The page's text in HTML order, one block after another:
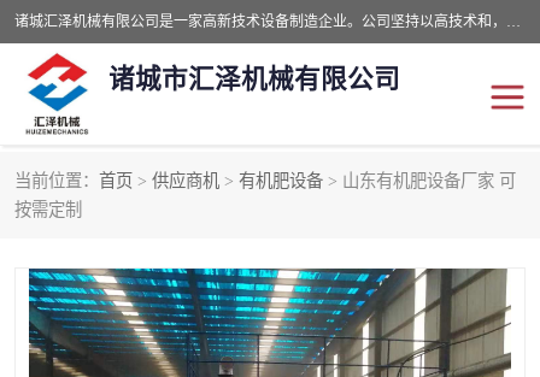
诸城汇泽机械有限公司是一家高新技术设备制造企业。公司坚持以高技术和，高服务于用户，以的环保机械制造设备赢的用户的信赖。现在主要生产死亡畜禽无害化处理和立式和卧式有机肥设备，搅拌机，烘干机，高温发酵机等。污水处理设备，固液分离机。气浮机，化制机等。公司秉承品质，用户至上，科技创新的经营理。
诸城市汇泽机械有限公司
当前位置： 首页 > 供应商机 > 有机肥设备 > 山东有机肥设备厂家 可
按需定制
发酵设备
鸡粪发酵机 有机肥设备
纳米膜好氧发酵堆肥机 粪污烘干酶体机